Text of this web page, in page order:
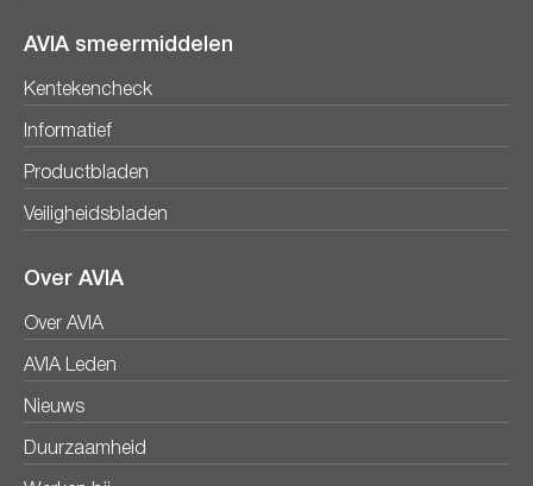
AVIA smeermiddelen
Kentekencheck
Informatief
Productbladen
Veiligheidsbladen
Over AVIA
Over AVIA
AVIA Leden
Nieuws
Duurzaamheid